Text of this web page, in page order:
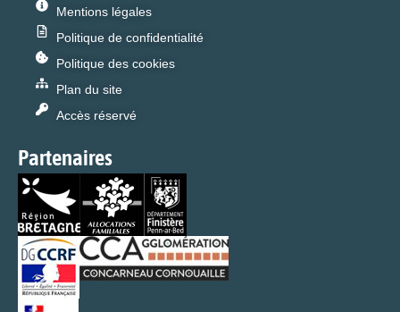
Mentions légales
Politique de confidentialité
Politique des cookies
Plan du site
Accès réservé
Partenaires